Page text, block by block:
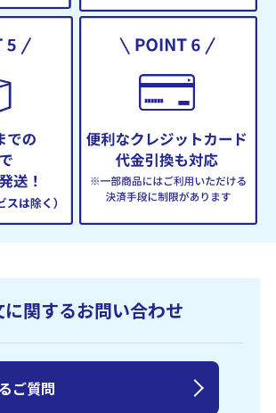
に関するお問い合わせ
ご質問